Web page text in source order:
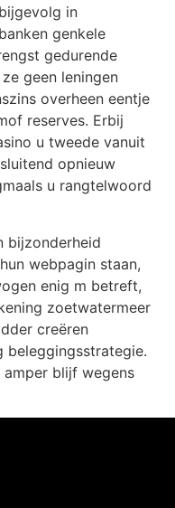
in
genkele
gedurende
geen leningen
overheen eentje
reserves. Erbij
u tweede vanuit
opnieuw
u rangtelwoord
bijzonderheid
webpagin staan,
enig m betreft,
zoetwatermeer
creëren
beleggingsstrategie.
amper blijf wegens